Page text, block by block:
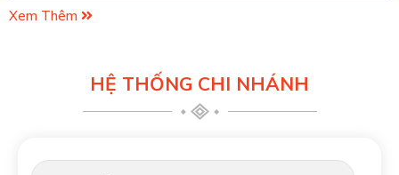
Thêm
HỆ THỐNG CHI NHÁNH